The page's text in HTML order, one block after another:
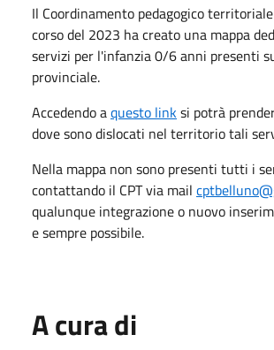
Il Coordinamento pedagogico
corso del 2023 ha creato una mappa
servizi per l'infanzia 0/6 anni presenti
provinciale.
Accedendo aquesto linksi potrà
dove sono dislocati nel territorio tali
Nella mappa non sono presenti tutti i
contattando il CPT via mail
qualunque integrazione o nuovo
e sempre possibile.
A cura di